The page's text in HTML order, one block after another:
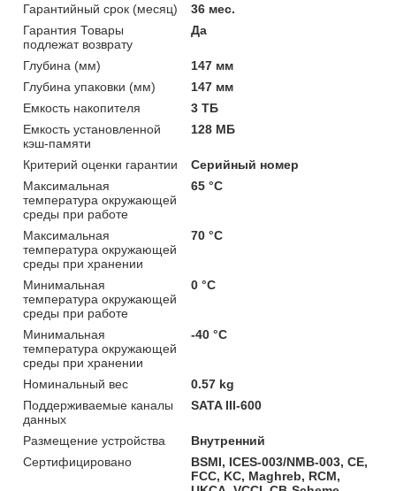
Гарантийный срок (месяц)
36 мес.
Гарантия Товары
подлежат возврату
Да
Глубина (мм)
147 мм
Глубина упаковки (мм)
147 мм
Емкость накопителя
3 ТБ
Емкость установленной
кэш-памяти
128 МБ
Критерий оценки гарантии
Серийный номер
Максимальная
температура окружающей
среды при работе
65 °C
Максимальная
температура окружающей
среды при хранении
70 °C
Минимальная
температура окружающей
среды при работе
0 °C
Минимальная
температура окружающей
среды при хранении
-40 °C
Номинальный вес
0.57 kg
Поддерживаемые каналы
данных
SATA III-600
Размещение устройства
Внутренний
Сертифицировано
BSMI, ICES-003/NMB-003, CE,
FCC, KC, Maghreb, RCM,